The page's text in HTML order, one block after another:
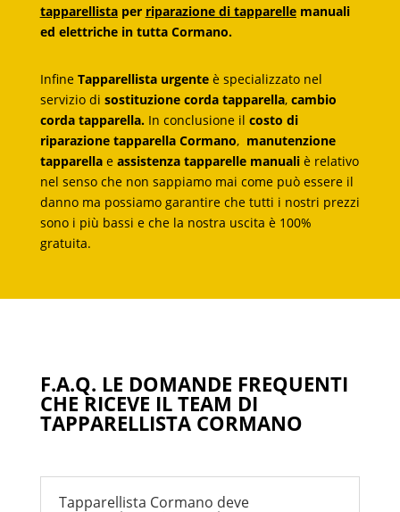
tapparellistaper riparazione di tapparellemanuali
ed elettriche in tutta Cormano.
Infine Tapparellista urgenteè specializzato nel
servizio di sostituzione corda tapparella, cambio
corda tapparella. In conclusione il costo di
riparazione tapparella Cormano, manutenzione
tapparellae assistenza tapparelle manuali è relativo
nel senso che non sappiamo mai come può essere il
danno ma possiamo garantire che tutti i nostri prezzi
sono i più bassi e che la nostra uscita è 100%
gratuita.
F.A.Q. LE DOMANDE FREQUENTI
CHE RICEVE IL TEAM DI
TAPPARELLISTA CORMANO
Tapparellista Cormano deve